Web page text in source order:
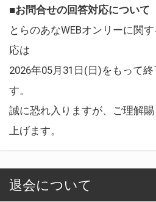
■お問合せの回答対応について
とらのあなWEBオンリーに関
応は
2026年05月31日(日)をもって
す。
誠に恐れ入りますが、ご理解
上げます。
退会について